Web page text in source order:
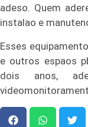
adeso. Quem
instalao e
Esses
e outros espaos
dois anos,